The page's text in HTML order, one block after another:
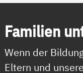
Fa­mi­li­en
Wenn der
Eltern und